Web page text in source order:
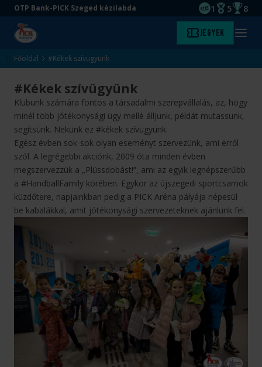
Ugrás
tartalomra
Ugrás
aljára
OTP Bank-PICK Szeged kézilabda
EHF
1
Magyar
5 8
Kezdőlap Jegyek Menü
Főoldal #Kékek szívügyünk
#Kékek szívügyünk
Klubunk számára fontos a társadalmi szerepvállalás, az, hogy
minél több jótékonysági ügy mellé álljunk, példát mutassunk,
segítsünk. Nekünk ez #kékek szívügyünk.
Egész évben sok-sok olyan eseményt szervezünk, ami erről
szól. A legrégebbi akciónk, 2009 óta minden évben
megszervezzük a „Plüssdobást!”, ami az egyik legnépszerűbb
a #HandballFamily körében. Egykor az újszegedi sportcsarnok
küzdőtere, napjainkban pedig a PICK Aréna pályája népesül
be kabalákkal, amit jótékonysági szervezeteknek ajánlunk fel.